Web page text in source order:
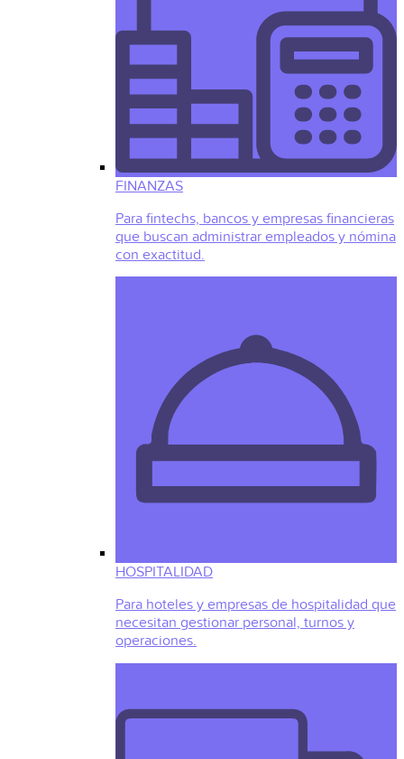
FINANZAS
Para fintechs, bancos y empresas financieras
que buscan administrar empleados y nómina
con exactitud.
HOSPITALIDAD
Para hoteles y empresas de hospitalidad que
necesitan gestionar personal, turnos y
operaciones.